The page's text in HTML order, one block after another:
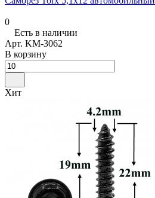
0
Есть в наличии
Арт. KM-3062
В корзину
Хит